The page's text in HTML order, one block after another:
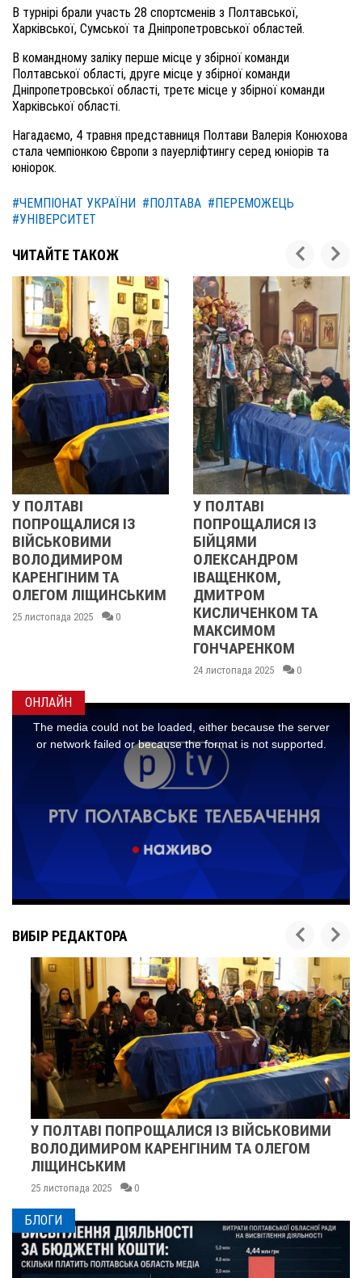
В турнірі брали участь 28 спортсменів з Полтавської,
Харківської, Сумської та Дніпропетровської областей.
В командному заліку перше місце у збірної команди
Полтавської області, друге місце у збірної команди
Дніпропетровської області, третє місце у збірної команди
Харківської області.
Нагадаємо, 4 травня представниця Полтави Валерія Конюхова
стала чемпіонкою Європи з пауерліфтингу серед юніорів та
юніорок.
#ЧЕМПІОНАТ УКРАЇНИ #ПОЛТАВА #ПЕРЕМОЖЕЦЬ
#УНІВЕРСИТЕТ
ЧИТАЙТЕ ТАКОЖ
ІЗ
ТА
0
ПОПРОЩАЛИСЯ ІЗ
ОЛЕКСАНДРОМ
ІВАЩЕНКОМ,
ДМИТРОМ
КИСЛИЧЕНКОМ ТА
МАКСИМОМ
ГОНЧАРЕНКОМ
24 листопада 2025 0
2013
21 листопада
ОНЛАЙН
ВИБІР РЕДАКТОРА
У ПОЛТАВІ ПОПРОЩАЛИСЯ ІЗ ВІЙСЬКОВИМИ
ВОЛОДИМИРОМ КАРЕНГІНИМ ТА ОЛЕГОМ
ЛІЩИНСЬКИМ
25 листопада 2025
БЛОГИ